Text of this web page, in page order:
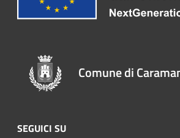
Comune di
SEGUICI SU